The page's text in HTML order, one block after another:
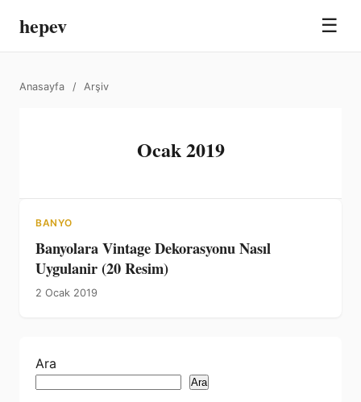
hepev ☰
Anasayfa / Arşiv
Ocak 2019
BANYO
Banyolara Vintage Dekorasyonu Nasıl
Uygulanir (20 Resim)
2 Ocak 2019
Ara
Ara